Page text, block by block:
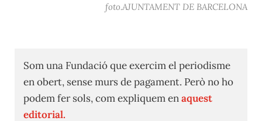
foto.AJUNTAMENT DE BARCELONA
Som una Fundació que exercim el periodisme
en obert, sense murs de pagament. Però no ho
podem fer sols, com expliquem enaquest
editorial.